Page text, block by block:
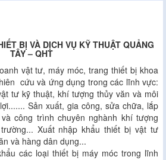
BỊ VÀ DỊCH VỤ KỸ THUẬT QUẢNG
TÂY – QHT
vật tư, máy móc, trang thiết bị khoa
cứu và ứng dụng trong các lĩnh vực:
tư kỹ thuật, khí tượng thủy văn và môi
Sản xuất, gia công, sửa chữa, lắp
công trình chuyên nghành khí tượng
Xuất nhập khẩu thiết bị vật tư
và hàng dân dụng...
các loại thiết bị máy móc trong lĩnh